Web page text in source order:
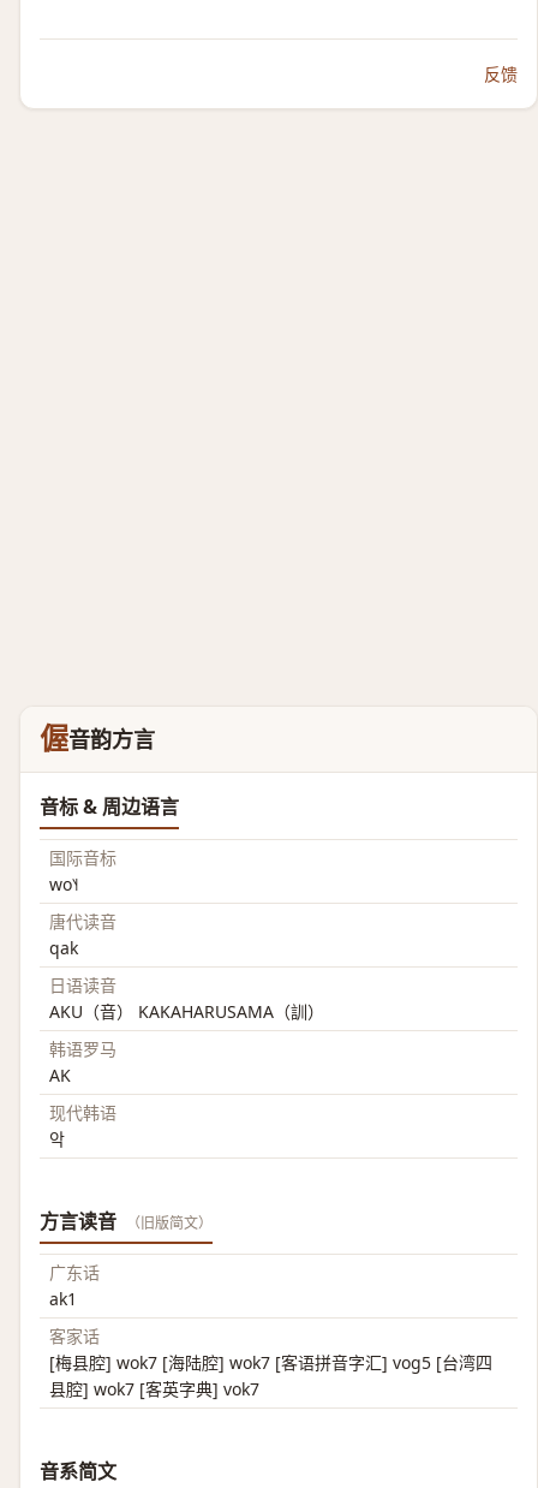
反馈
偓音韵方言
音标 & 周边语言
国际音标
wo˥˧
唐代读音
qak
日语读音
AKU（音） KAKAHARUSAMA（訓）
韩语罗马
AK
现代韩语
악
方言读音 （旧版简文）
广东话
ak1
客家话
[梅县腔] wok7 [海陆腔] wok7 [客语拼音字汇] vog5 [台湾四
县腔] wok7 [客英字典] vok7
音系简文